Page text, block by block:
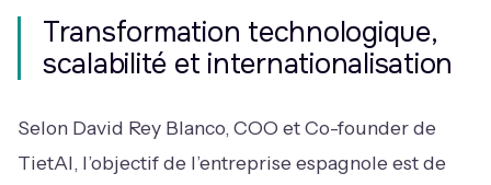
Transformation technologique,
scalabilité et internationalisation
Selon David Rey Blanco, COO et Co-founder de
TietAI, l’objectif de l’entreprise espagnole est de